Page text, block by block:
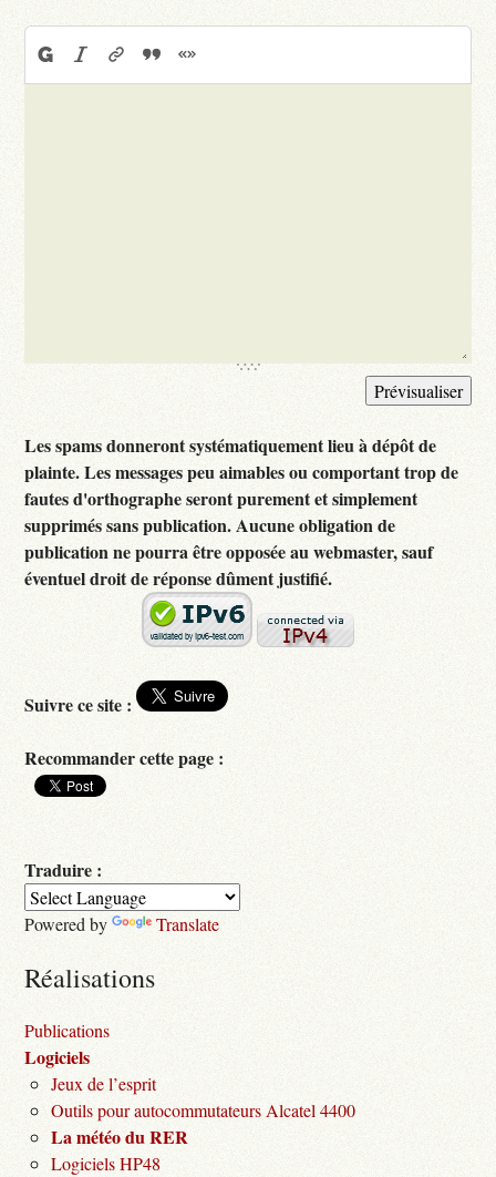
Les spams donneront systématiquement lieu à dépôt de
plainte. Les messages peu aimables ou comportant trop de
fautes d'orthographe seront purement et simplement
supprimés sans publication. Aucune obligation de
publication ne pourra être opposée au webmaster, sauf
éventuel droit de réponse dûment justifié.
Suivre ce site :
Recommander cette page :
Traduire :
Powered by Translate
Réalisations
Publications
Logiciels
Jeux de l’esprit
Outils pour autocommutateurs Alcatel 4400
La météo du RER
Logiciels HP48